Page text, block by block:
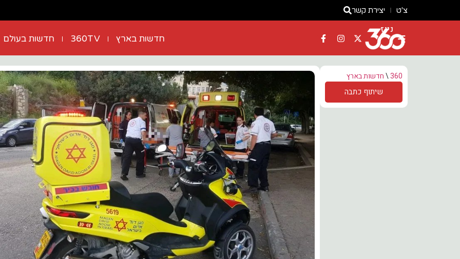
צ'ט יצירת קשר
ניוז
חדשות בארץ 360TV חדשות בעולם
360
\חדשות בארץ
שיתוף כתבה